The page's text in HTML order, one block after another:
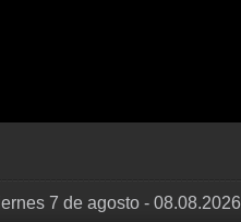
7 de agosto - 08.08.2026